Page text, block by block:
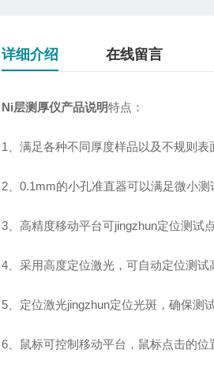
详细介绍 在线留言
Ni层测厚仪产品说明特点：
1、满足各种不同厚度样品以及不规则表
2、0.1mm的小孔准直器可以满足微小测
3、高精度移动平台可jingzhun定位测试
4、采用高度定位激光，可自动定位测试
5、定位激光jingzhun定位光斑，确保测
6、鼠标可控制移动平台，鼠标点击的位